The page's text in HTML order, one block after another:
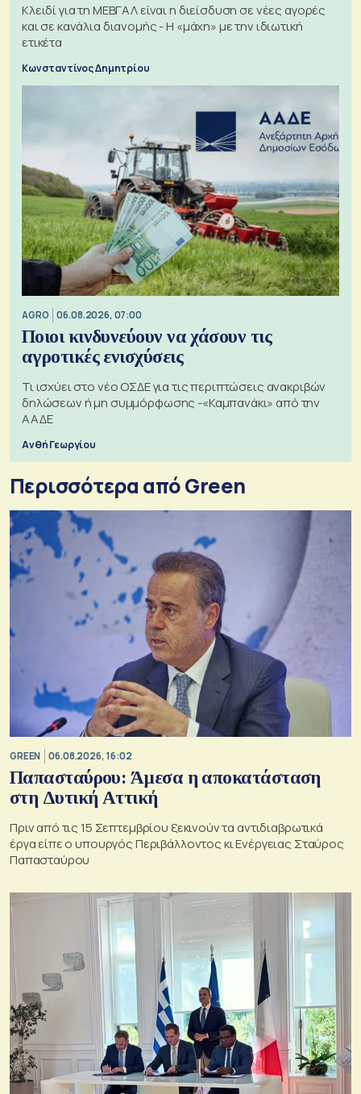
Κλειδί για τη ΜΕΒΓΑΛ είναι η διείσδυση σε νέες αγορές
και σε κανάλια διανομής - Η «μάχη» με την ιδιωτική
ετικέτα
Κωνσταντίνος Δημητρίου
AGRO 06.08.2026, 07:00
Ποιοι κινδυνεύουν να χάσουν τις
αγροτικές ενισχύσεις
Τι ισχύει στο νέο ΟΣΔΕ για τις περιπτώσεις ανακριβών
δηλώσεων ή μη συμμόρφωσης -«Καμπανάκι» από την
ΑΑΔΕ
Ανθή Γεωργίου
Περισσότερα από Green
GREEN 06.08.2026, 16:02
Παπασταύρου: Άμεσα η αποκατάσταση
στη Δυτική Αττική
Πριν από τις 15 Σεπτεμβρίου ξεκινούν τα αντιδιαβρωτικά
έργα είπε ο υπουργός Περιβάλλοντος κι Ενέργειας Σταύρος
Παπασταύρου